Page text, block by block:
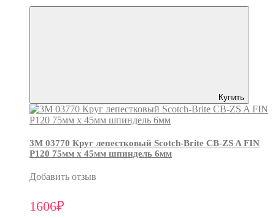
Купить
3М 03770 Круг лепестковый Scotch-Brite CB-ZS A FIN
P120 75мм х 45мм шпиндель 6мм
Добавить отзыв
1606₽